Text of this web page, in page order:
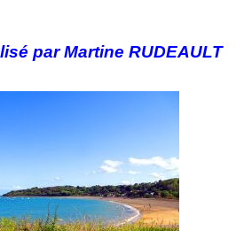
par Martine RUDEAULT